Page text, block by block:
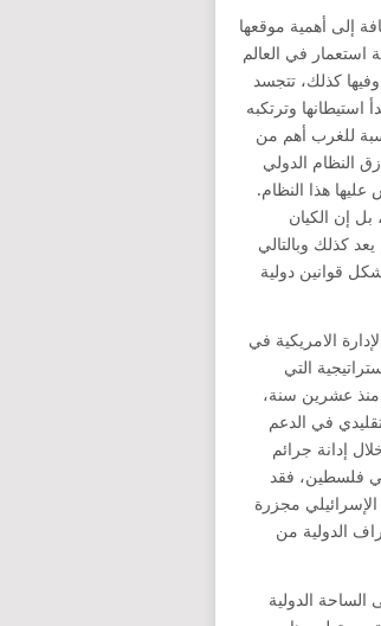
إلى أهمية موقعها
في العالم
كذلك، تتجسد
استيطانها وترتكبه
للغرب أهم من
النظام الدولي
هذا النظام.
بل إن الكيان
كذلك وبالتالي
قوانين دولية
الامريكية في
التي
منذ عشرين سنة،
في الدعم
إدانة جرائم
فلسطين، فقد
مجزرة
الدولية من
الدولية